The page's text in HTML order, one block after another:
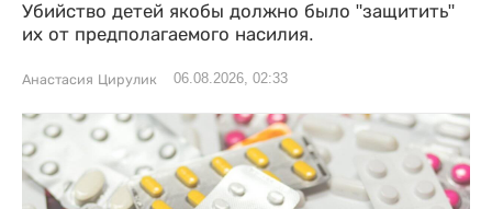
Убийство детей якобы должно было "защитить"
их от предполагаемого насилия.
Анастасия Цирулик 06.08.2026, 02:33